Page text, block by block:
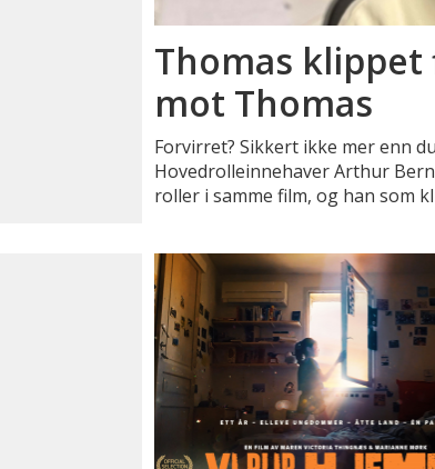
Thomas
mot Thomas
Forvirret? Sikkert ikke mer enn
Hovedrolleinnehaver Arthur
roller i samme film, og han som